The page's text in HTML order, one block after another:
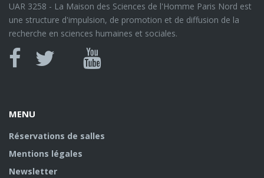
UAR 3258 - La Maison des Sciences de l'Homme Paris Nord est
une structure d'impulsion, de promotion et de diffusion de la
recherche en sciences humaines et sociales.
Canal
MENU
Réservations de salles
Mentions légales
Newsletter